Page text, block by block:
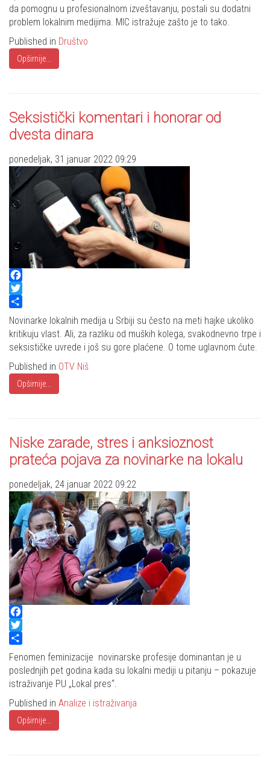
da pomognu u profesionalnom izveštavanju, postali su dodatni
problem lokalnim medijima. MIC istražuje zašto je to tako.
Published in Društvo
Opširnije...
Seksistički komentari i honorar od
dvesta dinara
ponedeljak, 31 januar 2022 09:29
Facebook
Twitter
Share
Novinarke lokalnih medija u Srbiji su često na meti hajke ukoliko
kritikuju vlast. Ali, za razliku od muških kolega, svakodnevno trpe i
seksističke uvrede i još su gore plaćene. O tome uglavnom ćute.
Published in OTV Niš
Opširnije...
Niske zarade, stres i anksioznost
prateća pojava za novinarke na lokalu
ponedeljak, 24 januar 2022 09:22
Facebook
Twitter
Share
Fenomen feminizacije novinarske profesije dominantan je u
poslednjih pet godina kada su lokalni mediji u pitanju – pokazuje
istraživanje PU „Lokal pres“.
Published in Analize i istraživanja
Opširnije...